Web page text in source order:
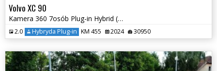
Volvo XC 90
Kamera 360 7osób Plug-in Hybrid (Recharge) Elektryczna Klapa
2.0 Hybryda Plug-in KM 455 2024 30950